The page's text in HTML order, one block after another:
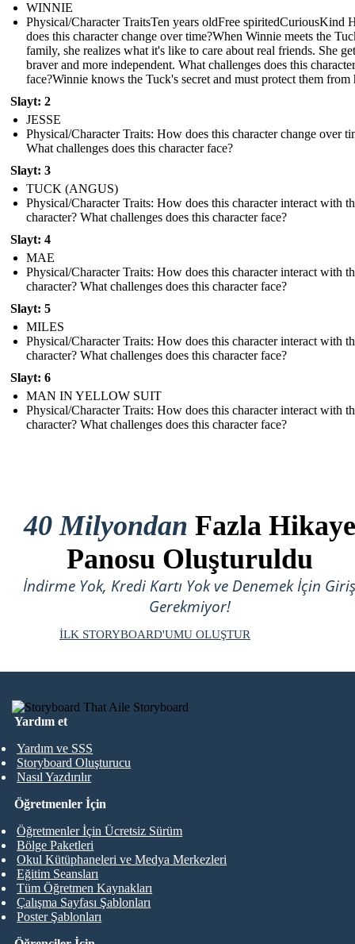
WINNIE
Physical/Character TraitsTen years oldFree spiritedCuriousKind
does this character change over time? When Winnie meets the
family, she realizes what it's like to care about real friends. She
braver and more independent. What challenges does this character
face? Winnie knows the Tuck's secret and must protect them from
Slayt: 2
JESSE
Physical/Character Traits: How does this character change over
What challenges does this character face?
Slayt: 3
TUCK (ANGUS)
Physical/Character Traits: How does this character interact with
character? What challenges does this character face?
Slayt: 4
MAE
Physical/Character Traits: How does this character interact with
character? What challenges does this character face?
Slayt: 5
MILES
Physical/Character Traits: How does this character interact with
character? What challenges does this character face?
Slayt: 6
MAN IN YELLOW SUIT
Physical/Character Traits: How does this character interact with
character? What challenges does this character face?
40 Milyondan Fazla Hikaye
Panosu Oluşturuldu
İndirme Yok, Kredi Kartı Yok ve Denemek İçin Giriş
Gerekmiyor!
İLK STORYBOARD'UMU OLUŞTUR
Yardım et
Yardım ve SSS
Storyboard Oluşturucu
Nasıl Yazdırılır
Öğretmenler İçin
Öğretmenler İçin Ücretsiz Sürüm
Bölge Paketleri
Okul Kütüphaneleri ve Medya Merkezleri
Eğitim Seansları
Tüm Öğretmen Kaynakları
Çalışma Sayfası Şablonları
Poster Şablonları